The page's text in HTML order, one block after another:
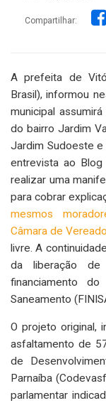
Compartilhar:
A prefeita de
Brasil), informou
municipal
do bairro Jardim
Jardim Sudoeste e
entrevista ao
realizar uma
para cobrar
mesmos
Câmara de
livre. A
da liberação
financiamento
Saneamento
O projeto original,
asfaltamento de
de
Parnaíba
parlamentar